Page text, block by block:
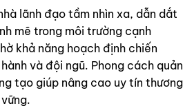
lãnh đạo tầm nhìn xa, dẫn dắt
mẽ trong môi trường cạnh
khả năng hoạch định chiến
và đội ngũ. Phong cách quản
tạo giúp nâng cao uy tín thương